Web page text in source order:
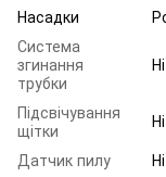
Насадки
Система
згинання
трубки
Ні
Підсвічування
щітки
Ні
Датчик пилу
Ні